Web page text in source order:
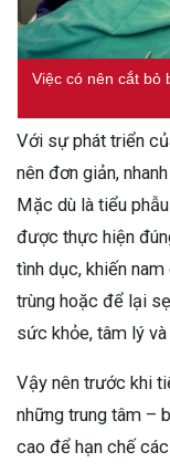
Việc có nên cắt bỏ
Với sự phát triển
nên đơn giản,
Mặc dù là tiểu
được thực hiện
tình dục, khiến
trùng hoặc để lại
sức khỏe, tâm lý
Vậy nên trước khi
những trung tâm –
cao để hạn chế